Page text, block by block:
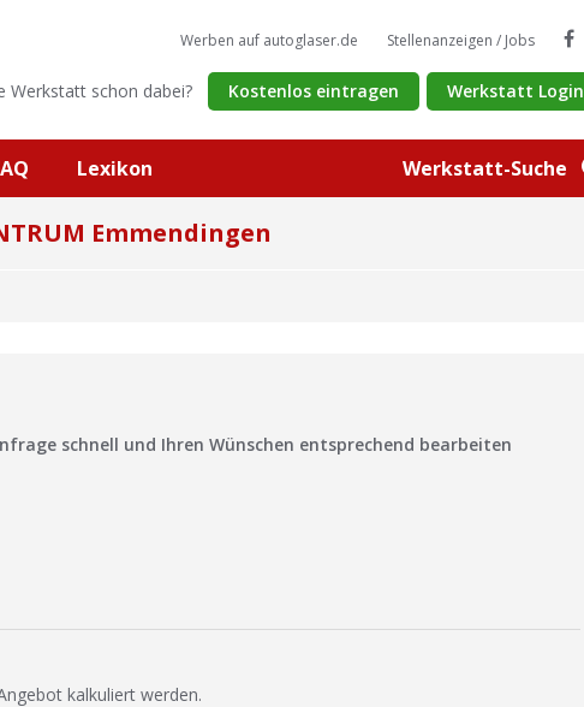
Werkstatt-Suche
Werben auf autoglaser.de Stellenanzeigen / Jobs
Werkstatt schon dabei? Kostenlos eintragen Werkstatt Login
Lexikon
Emmendingen
schnell und Ihren Wünschen entsprechend bearbeiten
kalkuliert werden.